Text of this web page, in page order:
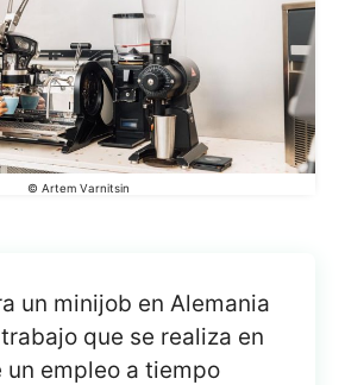
© Artem Varnitsin
un minijob en Alemania
que se realiza en
un empleo a tiempo